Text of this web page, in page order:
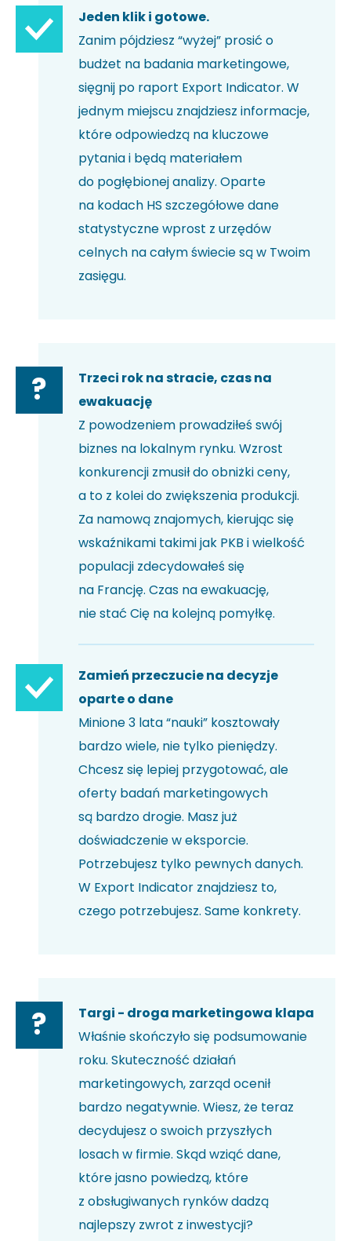
Jeden klik i gotowe.
Zanim pójdziesz “wyżej” prosić o
budżet na badania marketingowe,
sięgnij po raport Export Indicator. W
jednym miejscu znajdziesz informacje,
które odpowiedzą na kluczowe
pytania i będą materiałem
do pogłębionej analizy. Oparte
na kodach HS szczegółowe dane
statystyczne wprost z urzędów
celnych na całym świecie są w Twoim
zasięgu.
?
Trzeci rok na stracie, czas na
ewakuację
Z powodzeniem prowadziłeś swój
biznes na lokalnym rynku. Wzrost
konkurencji zmusił do obniżki ceny,
a to z kolei do zwiększenia produkcji.
Za namową znajomych, kierując się
wskaźnikami takimi jak PKB i wielkość
populacji zdecydowałeś się
na Francję. Czas na ewakuację,
nie stać Cię na kolejną pomyłkę.
Zamień przeczucie na decyzje
oparte o dane
Minione 3 lata “nauki” kosztowały
bardzo wiele, nie tylko pieniędzy.
Chcesz się lepiej przygotować, ale
oferty badań marketingowych
są bardzo drogie. Masz już
doświadczenie w eksporcie.
Potrzebujesz tylko pewnych danych.
W Export Indicator znajdziesz to,
czego potrzebujesz. Same konkrety.
?
Targi - droga marketingowa klapa
Właśnie skończyło się podsumowanie
roku. Skuteczność działań
marketingowych, zarząd ocenił
bardzo negatywnie. Wiesz, że teraz
decydujesz o swoich przyszłych
losach w firmie. Skąd wziąć dane,
które jasno powiedzą, które
z obsługiwanych rynków dadzą
najlepszy zwrot z inwestycji?